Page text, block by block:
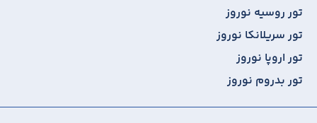
تور روسیه نوروز
تور سریلانکا نوروز
تور اروپا نوروز
تور بدروم نوروز